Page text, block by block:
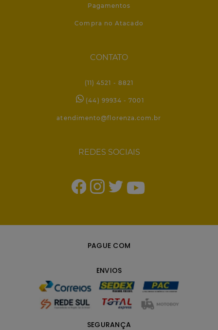
Pagamentos
Compra no Atacado
CONTATO
(11) 4521 - 8821
(44) 99934 - 7001
atendimento@florenza.com.br
REDES SOCIAIS
PAGUE COM
ENVIOS
SEGURANÇA